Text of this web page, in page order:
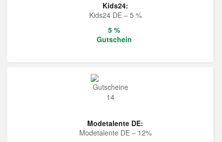
Kids24:
Kids24 DE – 5 %
5 %
Gutschein
Modetalente DE:
Modetalente DE – 12%